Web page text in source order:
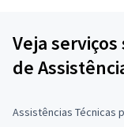
Veja
de
Assistências Técnicas